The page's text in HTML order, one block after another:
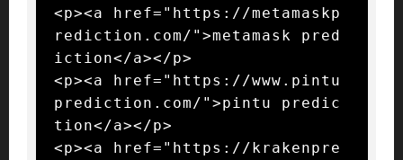
<p><a href="https://metamaskp
rediction.com/">metamask pred
iction</a></p>
<p><a href="https://www.pintu
prediction.com/">pintu predic
tion</a></p>
<p><a href="https://krakenpre